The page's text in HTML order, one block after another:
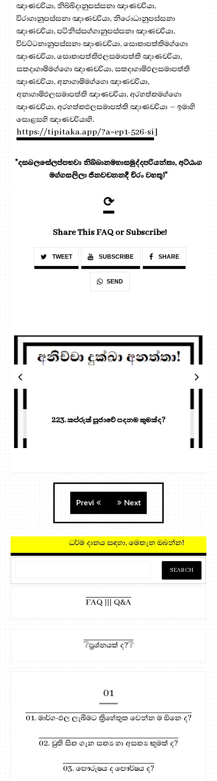
ඤාණචරියා, නිබ්බිදානුපස්සනා ඤාණචරියා,
විරාගානුපස්සනා ඤාණචරියා, නිරොධානුපස්සනා
ඤාණචරියා, පටිනිස්සග්ගානුපස්සනා ඤාණචරියා,
විවට්ටනානුපස්සනා ඤාණචරියා, සොතාපත්තිමග්ගො
ඤාණචරියා, සොතාපත්තිඵලසමාපත්ති ඤාණචරියා,
සකදාගාමිමග්ගො ඤාණචරියා, සකදාගාමිඵලසමාපත්ති
ඤාණචරියා, අනාගාමිමග්ගො ඤාණචරියා,
අනාගාමිඵලසමාපත්ති ඤාණචරියා, අරහත්තමග්ගො
ඤාණචරියා, අරහත්තඵලසමාපත්ති ඤාණචරියා – ඉමාහි
සොළසහි ඤාණචරියාහි.
https://tipitaka.app/?a=ep1-526-si]
"දසබලසේලප්පභවා නිබ්බානමහාසමුද්දපරියන්තා, අට්ඨංග
මග්ගසලිලා ජිනවචනනදී චිරං වහතූ!"
⟳
Share This FAQ or Subscribe!
TWEET SUBSCRIBE SHARE
SEND
223. කප්රුක් පූජාවේ පදනම කුමක්ද?
Next
Previ
ධර්ම දානය සඳහා, මෙතැන ඔබන්න!
FAQ ||| Q&A
❔ප්‍රශ්නයක් ද?❔
01
01. මාර්ග-ඵල ලැබීමට ත්‍රිහේතුක වෙන්න ම ඕනෙ ද?
02. චුති සිත ගැන සත්‍ය හා අසත්‍ය කුමක් ද?
03. පෞරුෂය ද පෞර්ෂය ද?